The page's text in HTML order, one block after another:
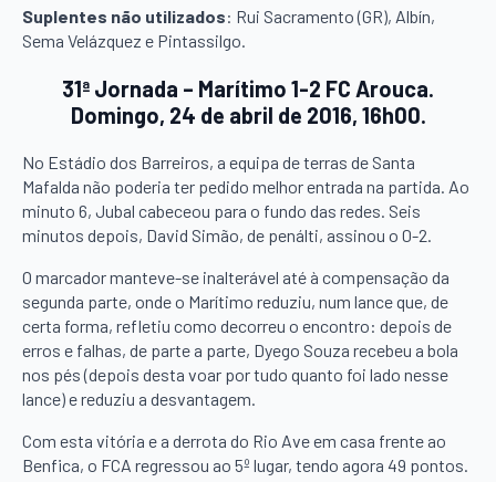
Suplentes não utilizados: Rui Sacramento (GR), Albín,
Sema Velázquez e Pintassilgo.
31ª Jornada – Marítimo 1-2 FC Arouca.
Domingo, 24 de abril de 2016, 16h00.
No Estádio dos Barreiros, a equipa de terras de Santa
Mafalda não poderia ter pedido melhor entrada na partida. Ao
minuto 6, Jubal cabeceou para o fundo das redes. Seis
minutos depois, David Simão, de penálti, assinou o 0-2.
O marcador manteve-se inalterável até à compensação da
segunda parte, onde o Marítimo reduziu, num lance que, de
certa forma, refletiu como decorreu o encontro: depois de
erros e falhas, de parte a parte, Dyego Souza recebeu a bola
nos pés (depois desta voar por tudo quanto foi lado nesse
lance) e reduziu a desvantagem.
Com esta vitória e a derrota do Rio Ave em casa frente ao
Benfica, o FCA regressou ao 5º lugar, tendo agora 49 pontos.